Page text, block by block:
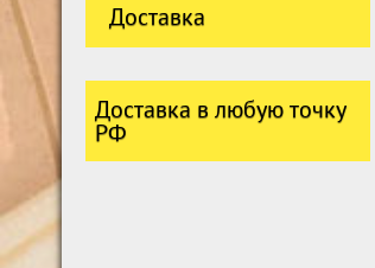
Доставка
Доставка в любую точку
РФ